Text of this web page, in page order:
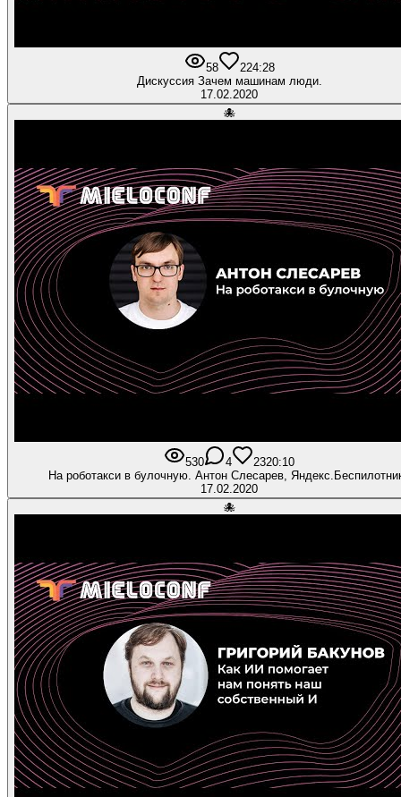
58 224:28
Дискуссия Зачем машинам люди.
17.02.2020
🐙
530 4 2320:10
На роботакси в булочную. Антон Слесарев,
17.02.2020
🐙